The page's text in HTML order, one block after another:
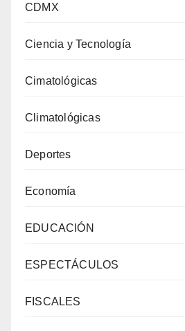
CDMX
Ciencia y Tecnología
Cimatológicas
Climatológicas
Deportes
Economía
EDUCACIÓN
ESPECTÁCULOS
FISCALES